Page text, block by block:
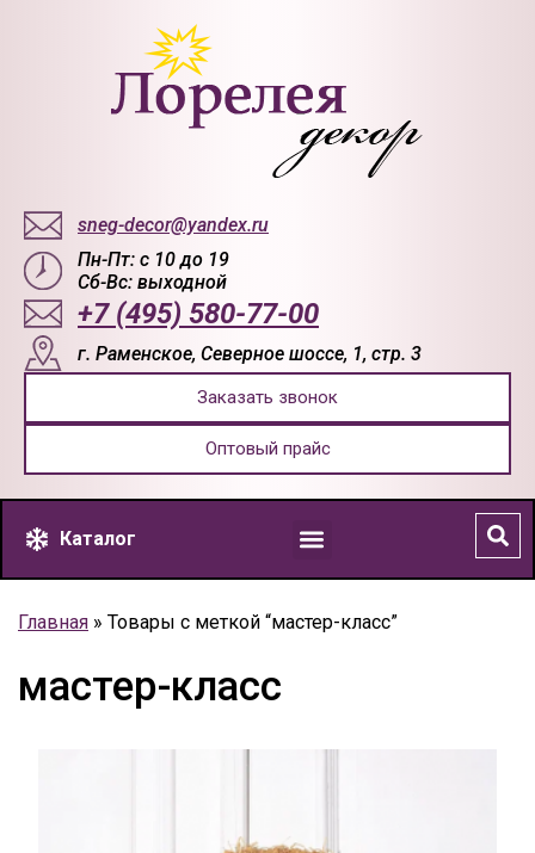
sneg-decor@yandex.ru
Пн-Пт: с 10 до 19
Сб-Вс: выходной
+7 (495) 580-77-00
г. Раменское, Северное шоссе, 1, стр. 3
Заказать звонок
Оптовый прайс
Каталог
Главная » Товары с меткой “мастер-класс”
мастер-класс